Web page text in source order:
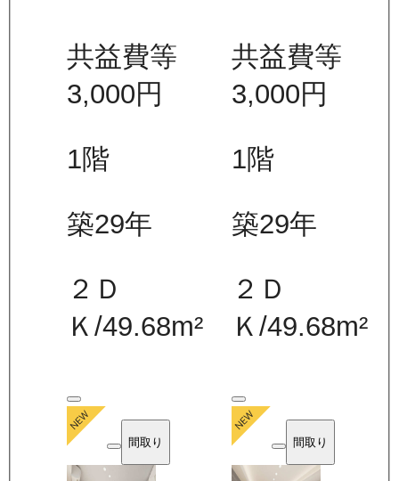
共益費等
3,000円
1階
築29年
２Ｄ
Ｋ/49.68m²
共益費等
3,000円
1階
築29年
２Ｄ
Ｋ /49.68m²
間取り 間取り